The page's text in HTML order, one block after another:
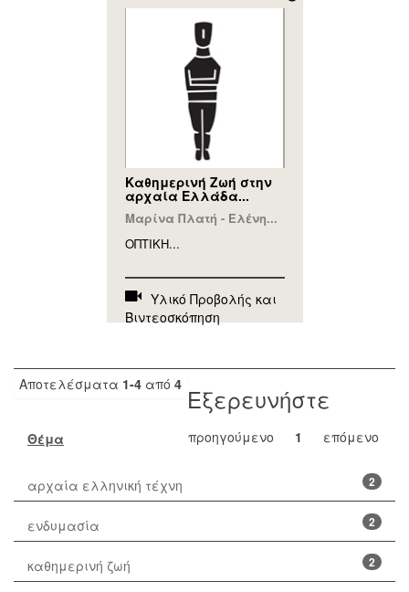
Καθημερινή Ζωή στην
αρχαία Ελλάδα...
Μαρίνα Πλατή - Ελένη...
ΟΠΤΙΚΗ...
Υλικό Προβολής και
Βιντεοσκόπηση
Αποτελέσματα 1-4 από 4
προηγούμενο 1 επόμενο
Εξερευνήστε
Θέμα
2
αρχαία ελληνική τέχνη
2
ενδυμασία
2
καθημερινή ζωή